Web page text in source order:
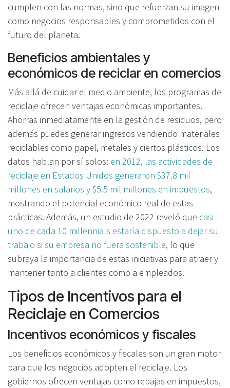
cumplen con las normas, sino que refuerzan su imagen
como negocios responsables y comprometidos con el
futuro del planeta.
Beneficios ambientales y
económicos de reciclar en comercios
Más allá de cuidar el medio ambiente, los programas de
reciclaje ofrecen ventajas económicas importantes.
Ahorras inmediatamente en la gestión de residuos, pero
además puedes generar ingresos vendiendo materiales
reciclables como papel, metales y ciertos plásticos. Los
datos hablan por sí solos: en 2012, las actividades de
reciclaje en Estados Unidos generaron $37.8 mil
millones en salarios y $5.5 mil millones en impuestos,
mostrando el potencial económico real de estas
prácticas. Además, un estudio de 2022 reveló que casi
uno de cada 10 millennials estaría dispuesto a dejar su
trabajo si su empresa no fuera sostenible, lo que
subraya la importancia de estas iniciativas para atraer y
mantener tanto a clientes como a empleados.
Tipos de Incentivos para el
Reciclaje en Comercios
Incentivos económicos y fiscales
Los beneficios económicos y fiscales son un gran motor
para que los negocios adopten el reciclaje. Los
gobiernos ofrecen ventajas como rebajas en impuestos,